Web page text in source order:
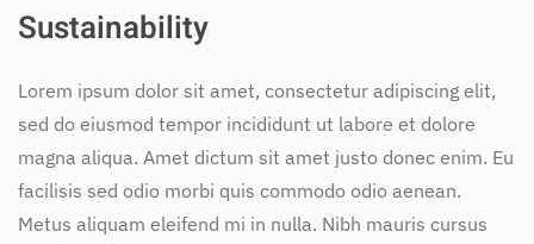
Sustainability
Lorem ipsum dolor sit amet, consectetur adipiscing elit,
sed do eiusmod tempor incididunt ut labore et dolore
magna aliqua. Amet dictum sit amet justo donec enim. Eu
facilisis sed odio morbi quis commodo odio aenean.
Metus aliquam eleifend mi in nulla. Nibh mauris cursus